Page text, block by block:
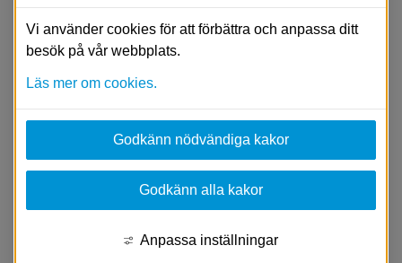
Bostäder funktionshinderomsorgen
Lägenheter för permanent boende, för personer
Lundmarksgatan
De permanenta lägenheterna är belägna i markplan och består
av ett rum, handikappanpassat kök och badrum. Till varje
Vi använder cookies för att förbättra och anpassa ditt
besök på vår webbplats.
Läs mer om cookies.
Godkänn nödvändiga kakor
Godkänn alla kakor
Anpassa inställningar